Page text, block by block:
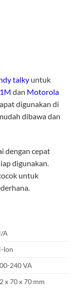
talky untuk
dan Motorola
digunakan di
dibawa dan
dengan cepat
digunakan.
untuk
A
Ion
240 VA
x 70 x 70 mm